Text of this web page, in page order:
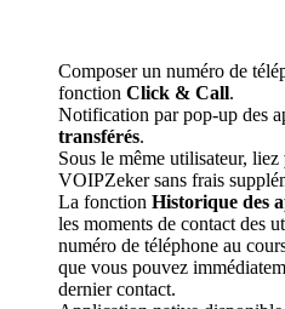
Composer un numéro de
fonction Click & Call.
Notification par pop-up des
transférés.
Sous le même utilisateur, liez
VOIPZeker sans frais
La fonction Historique des
les moments de contact des
numéro de téléphone au
que vous pouvez
dernier contact.